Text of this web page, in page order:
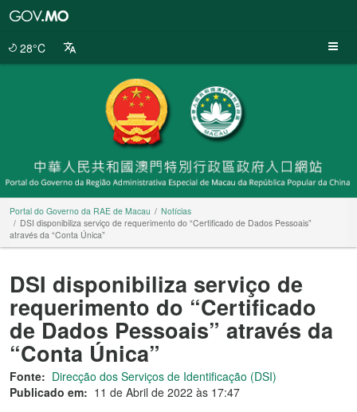
28°C
Portal do Governo da RAE de Macau
Notícias
DSI disponibiliza serviço de requerimento do “Certificado de Dados Pessoais”
através da “Conta Única”
DSI disponibiliza serviço de
requerimento do “Certificado
de Dados Pessoais” através da
“Conta Única”
Fonte: Direcção dos Serviços de Identificação (DSI)
Publicado em: 11 de Abril de 2022 às 17:47